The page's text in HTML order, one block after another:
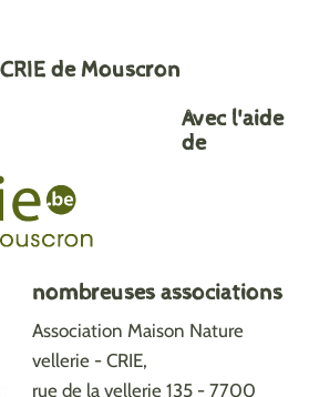
de Mouscron
Avec l'aide
de
nombreuses associations
Association Maison Nature
vellerie - CRIE,
rue de la vellerie 135 - 7700